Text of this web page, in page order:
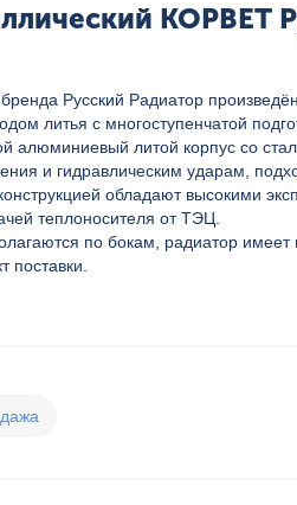
КОРВЕТ
Русский Радиатор
литья с многоступенчатой
алюминиевый литой корпус со
и гидравлическим ударам,
обладают высокими
теплоносителя от ТЭЦ.
по бокам, радиатор
поставки.